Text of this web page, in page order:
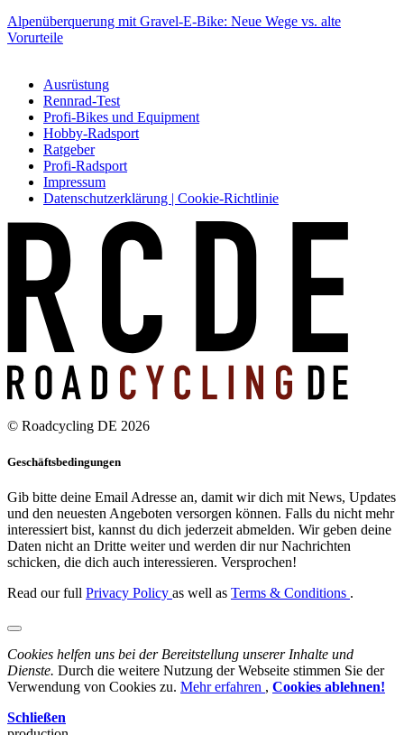
Alpenüberquerung mit Gravel-E-Bike: Neue Wege vs. alte
Vorurteile
Ausrüstung
Rennrad-Test
Profi-Bikes und Equipment
Hobby-Radsport
Ratgeber
Profi-Radsport
Impressum
Datenschutzerklärung | Cookie-Richtlinie
© Roadcycling DE 2026
Geschäftsbedingungen
Gib bitte deine Email Adresse an, damit wir dich mit News, Updates
und den neuesten Angeboten versorgen können. Falls du nicht mehr
interessiert bist, kannst du dich jederzeit abmelden. Wir geben deine
Daten nicht an Dritte weiter und werden dir nur Nachrichten
schicken, die dich auch interessieren. Versprochen!
Read our full Privacy Policy as well as Terms & Conditions .
Cookies helfen uns bei der Bereitstellung unserer Inhalte und
Dienste. Durch die weitere Nutzung der Webseite stimmen Sie der
Verwendung von Cookies zu. Mehr erfahren , Cookies ablehnen!
Schließen